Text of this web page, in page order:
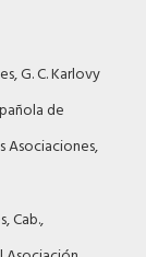
G. C. Karlovy
de
Asociaciones,
Cab.,